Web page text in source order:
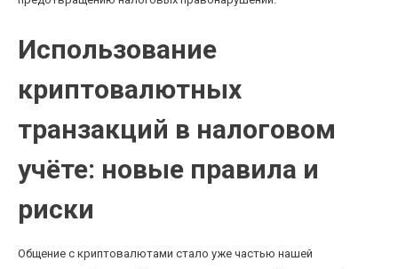
Использование
криптовалютных
транзакций в налоговом
учёте: новые правила и
риски
Общение с криптовалютами стало уже частью нашей